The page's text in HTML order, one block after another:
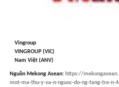
Vingroup
VINGROUP (VIC)
Nam Việt (ANV)
Nguồn Mekong Asean: https://
mot-ma-thu-y-sa-n-nguoc-do-ng-tang-tra-n-